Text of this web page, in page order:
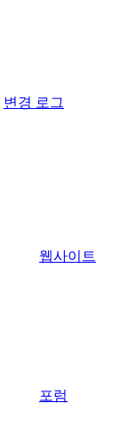
변경 로그
웹사이트
포럼